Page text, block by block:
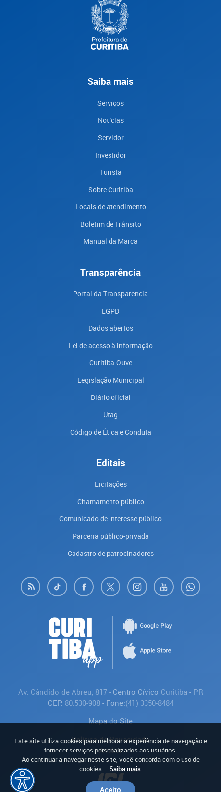
Saiba mais
Serviços
Notícias
Servidor
Investidor
Turista
Sobre Curitiba
Locais de atendimento
Boletim de Trânsito
Manual da Marca
Transparência
Portal da Transparencia
LGPD
Dados abertos
Lei de acesso à informação
Curitiba-Ouve
Legislação Municipal
Diário oficial
Utag
Código de Ética e Conduta
Editais
Licitações
Chamamento público
Comunicado de interesse público
Parceria público-privada
Cadastro de patrocinadores
Av. Cândido de Abreu, 817- Centro Cívico Curitiba- PR
CEP: 80.530-908- Fone:(41) 3350-8484
Mapa do Site
Política de Privacidade
Avaliar
Este site utiliza cookies para melhorar a experiência de navegação e
fornecer serviços personalizados aos usuários.
Ao continuar a navegar neste site, você concorda com o uso de
cookies.
Saiba mais.
Aceito